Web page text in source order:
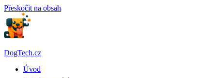
Přeskočit na obsah
DogTech.cz
Úvod